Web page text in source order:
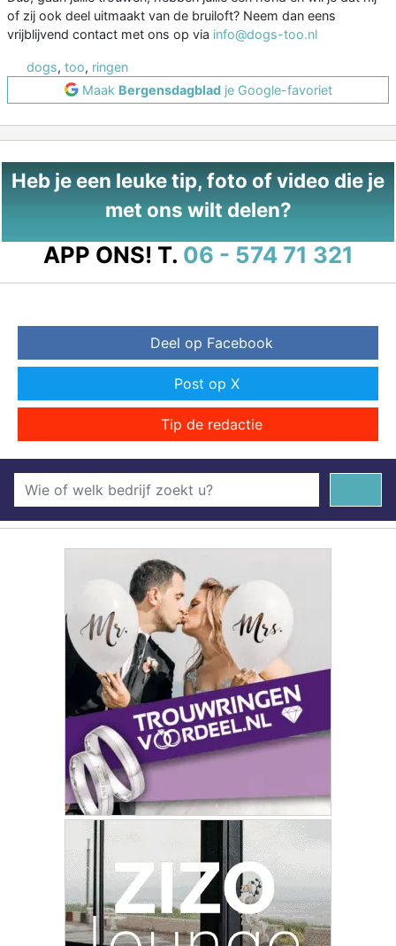
of zij ook deel uitmaakt van de bruiloft? Neem dan eens
vrijblijvend contact met ons op via info@dogs-too.nl
dogs, too, ringen
Maak Bergensdagbladje Google-favoriet
Heb je een leuke tip, foto of video die je
met ons wilt delen?
APP ONS! T. 06 - 574 71 321
Deel op Facebook
Post op X
Tip de redactie